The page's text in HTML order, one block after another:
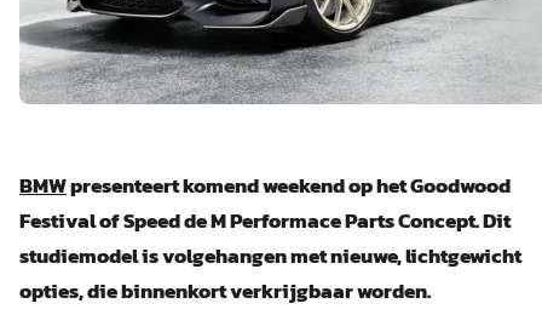
BMWpresenteert komend weekend op het Goodwood
Festival of Speed de M Performace Parts Concept. Dit
studiemodel is volgehangen met nieuwe, lichtgewicht
opties, die binnenkort verkrijgbaar worden.